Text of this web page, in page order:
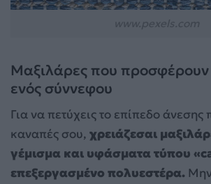
Μαξιλάρες που προσφέρουν
ενός σύννεφου
Για να πετύχεις το επίπεδο άνεσης
καναπές σου, χρειάζεσαι
γέμισμα και υφάσματα τύπου
επεξεργασμένο πολυεστέρα.